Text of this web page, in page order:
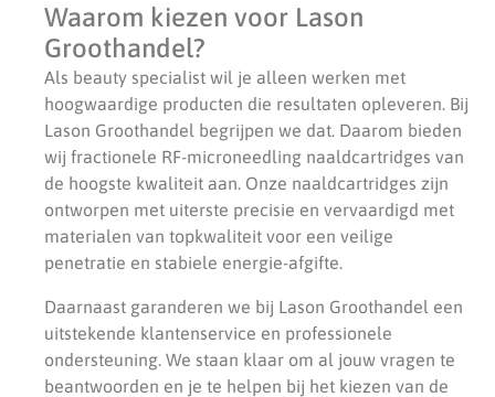
Waarom kiezen voor Lason
Groothandel?
Als beauty specialist wil je alleen werken met
hoogwaardige producten die resultaten opleveren. Bij
Lason Groothandel begrijpen we dat. Daarom bieden
wij fractionele RF-microneedling naaldcartridges van
de hoogste kwaliteit aan. Onze naaldcartridges zijn
ontworpen met uiterste precisie en vervaardigd met
materialen van topkwaliteit voor een veilige
penetratie en stabiele energie-afgifte.
Daarnaast garanderen we bij Lason Groothandel een
uitstekende klantenservice en professionele
ondersteuning. We staan klaar om al jouw vragen te
beantwoorden en je te helpen bij het kiezen van de